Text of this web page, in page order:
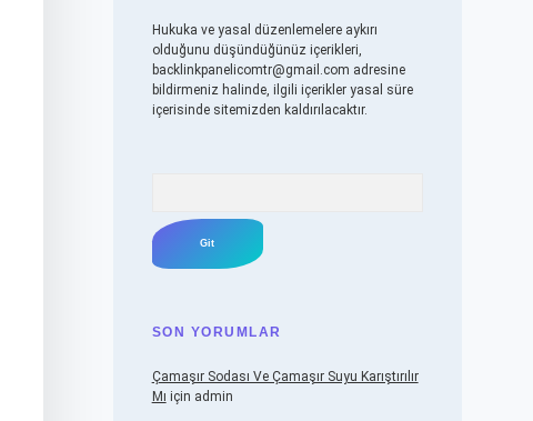
Hukuka ve yasal düzenlemelere aykırı
olduğunu düşündüğünüz içerikleri,
backlinkpanelicomtr@gmail.com adresine
bildirmeniz halinde, ilgili içerikler yasal süre
içerisinde sitemizden kaldırılacaktır.
SON YORUMLAR
Çamaşır Sodası Ve Çamaşır Suyu Karıştırılır
Mı için admin